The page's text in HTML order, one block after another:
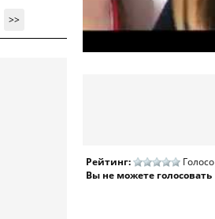
>>
Рейтинг:
Вы не можете голосовать